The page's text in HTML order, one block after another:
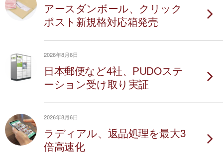
アースダンボール、クリック
ポスト新規格対応箱発売
2026年8月6日
日本郵便など4社、PUDOステ
ーション受け取り実証
2026年8月6日
ラディアル、返品処理を最大3
倍高速化